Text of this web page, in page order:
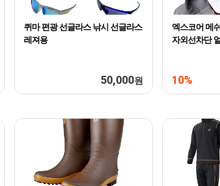
IN
퀴마 편광 선글라스 낚시 선글라스
레져용
50,000원
엑스코어 메
자외선차단
10%